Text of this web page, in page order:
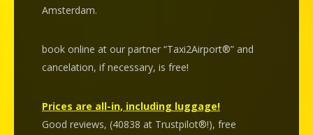
Amsterdam.
book online at our partner “Taxi2Airport®” and
cancelation, if necessary, is free!
Prices are all-in, including luggage!
Good reviews, (40838 at Trustpilot®!), free